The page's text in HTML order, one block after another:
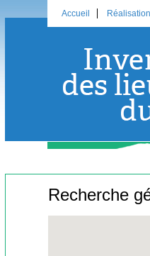
Accueil Réalisation
Recherche